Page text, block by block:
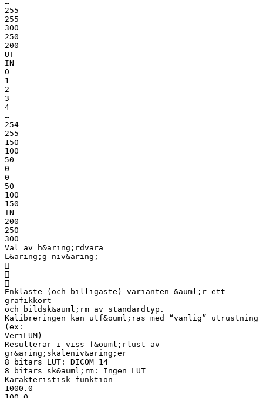
255
255
300
250
200
UT
IN
0
1
2
3
4
…
254
255
150
100
50
0
0
50
100
150
IN
200
250
300
Val av h&aring;rdvara
L&aring;g niv&aring;



Enklaste (och billigaste) varianten &auml;r ett
grafikkort
och bildsk&auml;rm av standardtyp.
Kalibreringen kan utf&ouml;ras med “vanlig” utrustning
(ex:
VeriLUM)
Resulterar i viss f&ouml;rlust av
gr&aring;skaleniv&aring;er
8 bitars LUT: DICOM 14
8 bitars sk&auml;rm: Ingen LUT
Karakteristisk funktion
1000.0